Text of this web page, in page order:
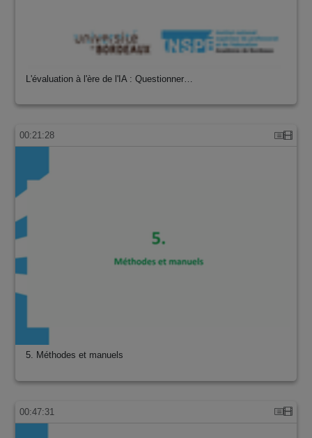
L'évaluation à l'ère de l'IA : Questionner…
00:21:28
5. Méthodes et manuels
00:47:31